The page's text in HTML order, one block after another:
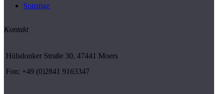
Sonstige
Kontakt
Hülsdonker Straße 30, 47441 Moers
Fon: +49 (0)2841 9163347